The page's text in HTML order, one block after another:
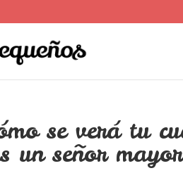
se verá tu
un señor